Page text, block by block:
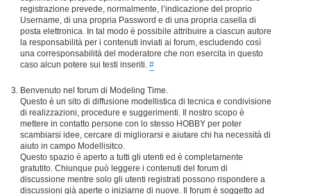
registrazione prevede, normalmente, l’indicazione del proprio
Username, di una propria Password e di una propria casella di
posta elettronica. In tal modo è possibile attribuire a ciascun autore
la responsabilità per i contenuti inviati ai forum, escludendo così
una corresponsabilità del moderatore che non esercita in questo
caso alcun potere sui testi inseriti. #
Benvenuto nel forum di Modeling Time.
Questo è un sito di diffusione modellistica di tecnica e condivisione
di realizzazioni, procedure e suggerimenti. Il nostro scopo è
mettere in contatto persone con lo stesso HOBBY per poter
scambiarsi idee, cercare di migliorarsi e aiutare chi ha necessità di
aiuto in campo Modellisitco.
Questo spazio è aperto a tutti gli utenti ed è completamente
gratutito. Chiunque può leggere i contenuti del forum di
discussione mentre solo gli utenti registrati possono rispondere a
discussioni già aperte o iniziarne di nuove. Il forum è soggetto ad